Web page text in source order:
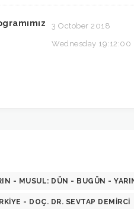
3 October 2018
Wednesday 19:12:00
- MUSUL: DÜN - BUGÜN -
- DOÇ. DR. SEVTAP DEMIRCI